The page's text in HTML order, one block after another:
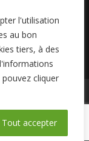
l'utilisation
au bon
tiers, à des
cliquer
Tout accepter
-Politique de
-CGV